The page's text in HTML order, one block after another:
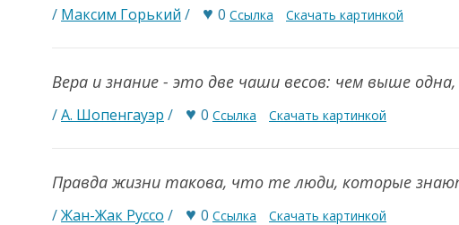
/ Максим Горький / ♥ 0 Ссылка Скачать картинкой
Вера и знание - это две чаши весов: чем выше
/А. Шопенгауэр / ♥ 0 Ссылка Скачать картинкой
Правда жизни такова, что те люди, которые
/Жан-Жак Руссо / ♥ 0 Ссылка Скачать картинкой